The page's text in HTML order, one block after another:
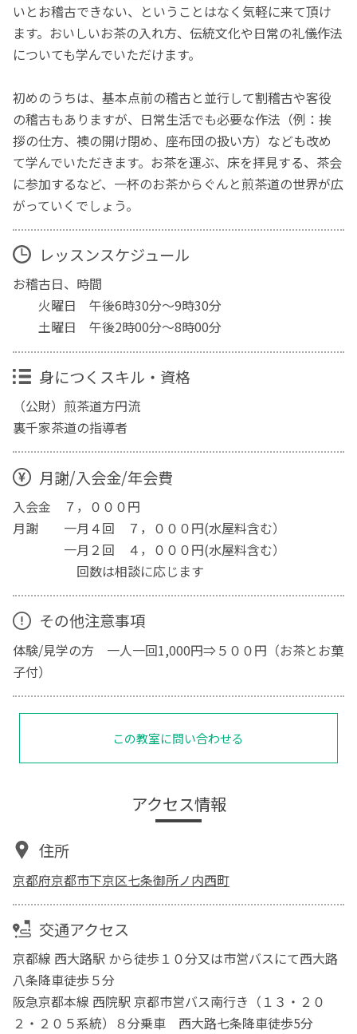
いとお稽古できない、ということはなく気軽に来て頂け
ます。おいしいお茶の入れ方、伝統文化や日常の礼儀作法
についても学んでいただけます。
初めのうちは、基本点前の稽古と並行して割稽古や客役
の稽古もありますが、日常生活でも必要な作法（例：挨
拶の仕方、襖の開け閉め、座布団の扱い方）なども改め
て学んでいただきます。お茶を運ぶ、床を拝見する、茶会
に参加するなど、一杯のお茶からぐんと煎茶道の世界が広
がっていくでしょう。
レッスンスケジュール
お稽古日、時間
火曜日 午後6時30分～9時30分
土曜日 午後2時00分～8時00分
身につくスキル・資格
（公財）煎茶道方円流
裏千家茶道の指導者
月謝/入会金/年会費
入会金 ７，０００円
月謝 一月４回 ７，０００円(水屋料含む）
一月２回 ４，０００円(水屋料含む）
回数は相談に応じます
その他注意事項
体験/見学の方 一人一回1,000円⇒５００円（お茶とお菓
子付）
この教室に問い合わせる
アクセス情報
住所
京都府京都市下京区七条御所ノ内西町
交通アクセス
京都線 西大路駅 から徒歩１０分又は市営バスにて西大路
八条降車徒歩５分
阪急京都本線 西院駅 京都市営バス南行き（１３・２０
２・２０５系統）８分乗車 西大路七条降車徒歩5分